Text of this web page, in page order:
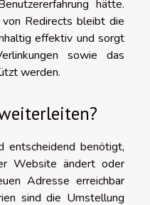
hätte.
Redirects bleibt die
effektiv und sorgt
sowie das
werden.
entscheidend benötigt,
Website ändert oder
Adresse erreichbar
sind die Umstellung